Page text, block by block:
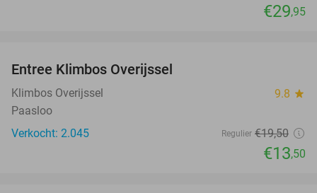
€29,95
Entree Klimbos Overijssel
Klimbos Overijssel 9.8 star
Paasloo
Verkocht: 2.045
Regulier €19,50
€13,50